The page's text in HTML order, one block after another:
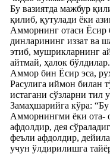
Бу вазиятда мажбур
қилиб, қутулади ёки
Амморнинг отаси Ёсир
динларининг иззат ва
этиб, мушрикларнинг
айтмай, ҳалок бўлдилар.
Аммор бин Ёсир эса,
Расулига иймон билан
истагани сўзларни тил
Замаҳшарийга кўра:
Амморнингми ёки ота-
афдолдир, дея
феъли афдолдир,
учун ўлдирилишга